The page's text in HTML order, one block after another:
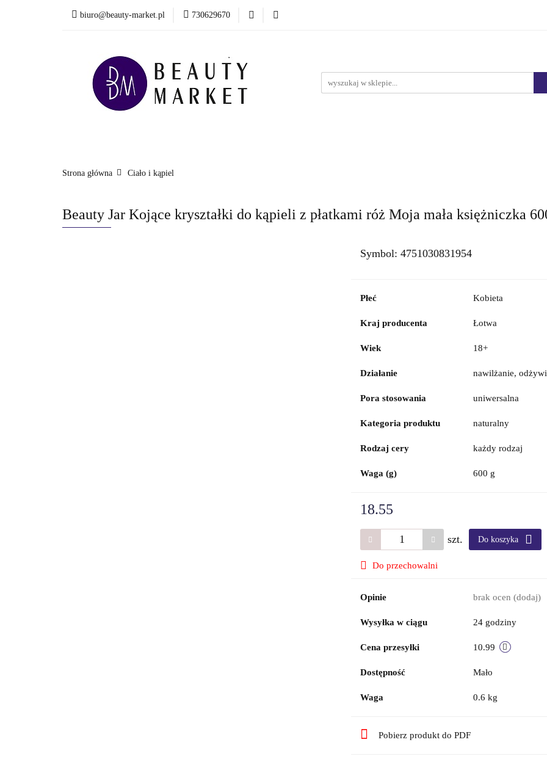
biuro@beauty-market.pl 730629670
Nowości
Włosy Twarz
Health & Care
Strona główna Ciało i kąpiel
Beauty Jar Kojące kryształki do kąpieli z płatkami róż Moja mała księżniczka
Symbol: 4751030831954
Płeć Kobieta
Kraj producenta Łotwa
Wiek 18+
Działanie nawilżanie,
Pora stosowania uniwersalna
Kategoria produktu naturalny
Rodzaj cery każdy rodzaj
Waga (g) 600 g
18.55
szt. Do koszyka
Do przechowalni
Opinie brak ocen (dodaj)
Wysyłka w ciągu 24 godziny
Cena przesyłki 10.99
Dostępność Mało
Waga 0.6 kg
Pobierz produkt do PDF